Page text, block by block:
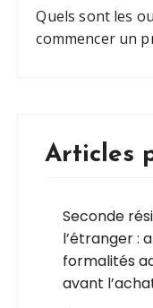
Quels sont les
commencer un
Articles
Seconde
l’étranger :
formalités
avant